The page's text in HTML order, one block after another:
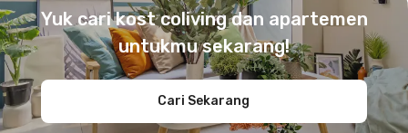
Yuk cari kost coliving dan apartemen
untukmu sekarang!
Cari Sekarang